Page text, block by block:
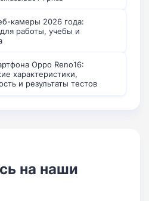
камеры 2026 года:
работы, учебы и
Oppo Reno16:
характеристики,
и результаты тестов
на наши